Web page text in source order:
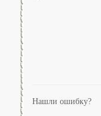
Нашли ошибку?